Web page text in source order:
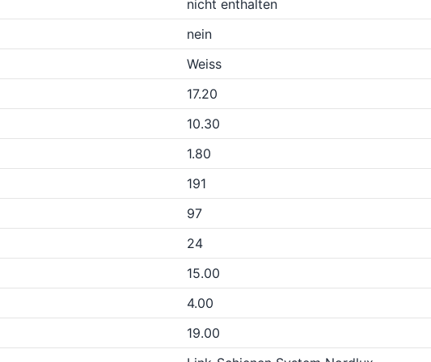
nicht enthalten
nein
Weiss
17.20
10.30
1.80
191
97
24
15.00
4.00
19.00